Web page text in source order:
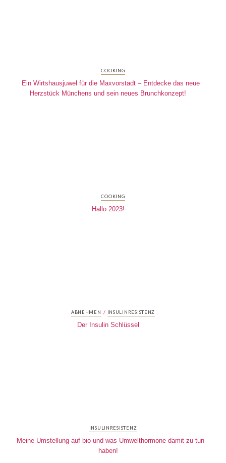
COOKING
Ein Wirtshausjuwel für die Maxvorstadt – Entdecke das neue
Herzstück Münchens und sein neues Brunchkonzept!
COOKING
Hallo 2023!
ABNEHMEN / INSULINRESISTENZ
Der Insulin Schlüssel
INSULINRESISTENZ
Meine Umstellung auf bio und was Umwelthormone damit zu tun
haben!